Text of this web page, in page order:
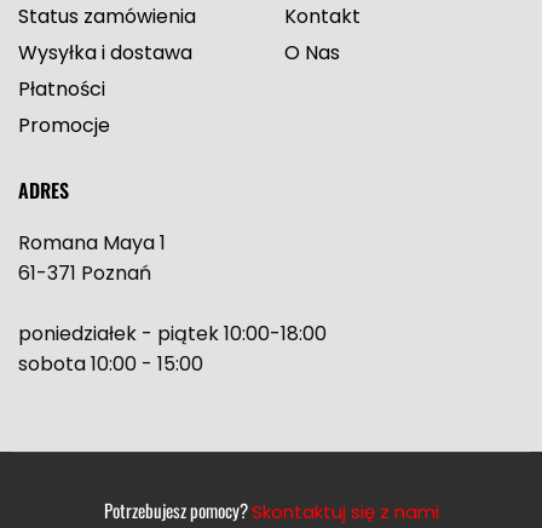
Status zamówienia
Wysyłka i dostawa
Płatności
Promocje
Kontakt
O Nas
ADRES
Romana Maya 1
61-371 Poznań
poniedziałek - piątek 10:00-18:00
sobota 10:00 - 15:00
Potrzebujesz pomocy?Skontaktuj się z nami